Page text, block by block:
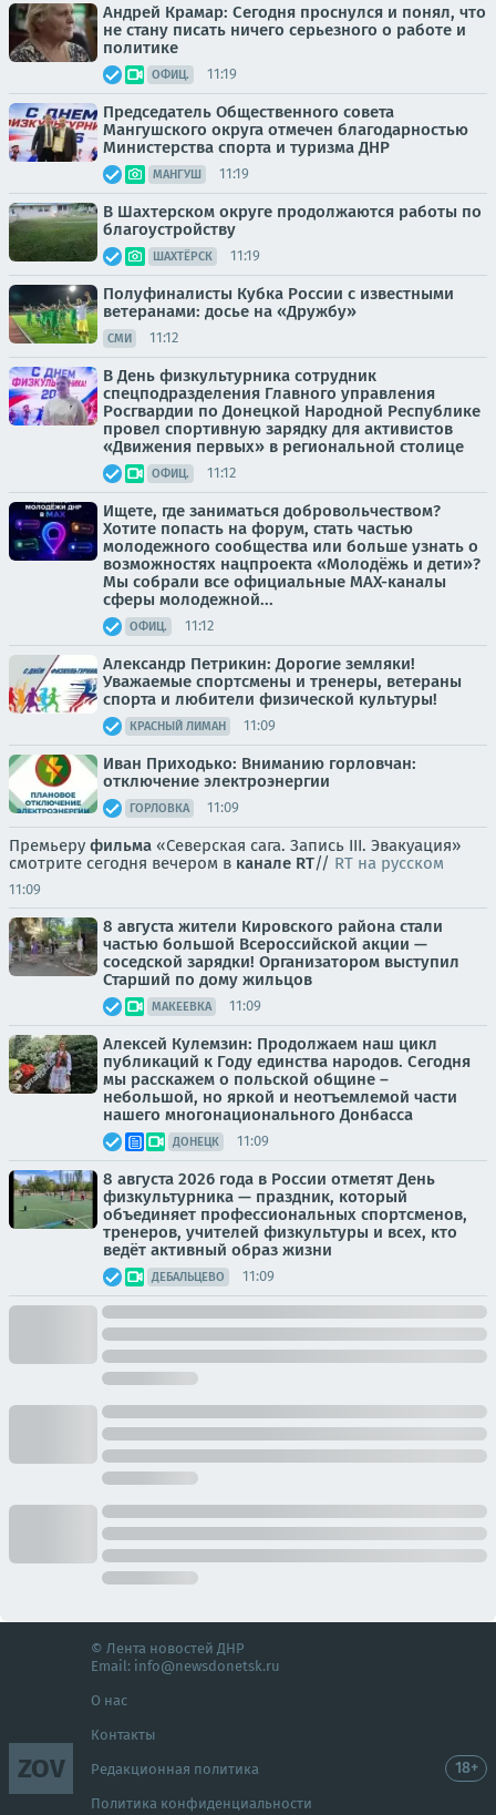
Андрей Крамар: Сегодня проснулся и понял, что
не стану писать ничего серьезного о работе и
политике
ОФИЦ. 11:19
Председатель Общественного совета
Мангушского округа отмечен благодарностью
Министерства спорта и туризма ДНР
МАНГУШ 11:19
В Шахтерском округе продолжаются работы по
благоустройству
ШАХТЁРСК 11:19
Полуфиналисты Кубка России с известными
ветеранами: досье на «Дружбу»
СМИ 11:12
В День физкультурника сотрудник
спецподразделения Главного управления
Росгвардии по Донецкой Народной Республике
провел спортивную зарядку для активистов
«Движения первых» в региональной столице
ОФИЦ. 11:12
Ищете, где заниматься добровольчеством?
Хотите попасть на форум, стать частью
молодежного сообщества или больше узнать о
возможностях нацпроекта «Молодёжь и дети»?
Мы собрали все официальные MAX-каналы
сферы молодежной...
ОФИЦ. 11:12
Александр Петрикин: Дорогие земляки!
Уважаемые спортсмены и тренеры, ветераны
спорта и любители физической культуры!
КРАСНЫЙ ЛИМАН 11:09
Иван Приходько: Вниманию горловчан:
отключение электроэнергии
ГОРЛОВКА 11:09
Премьеру фильма «Северская сага. Запись III. Эвакуация»
смотрите сегодня вечером в канале RT// RT на русском
11:09
8 августа жители Кировского района стали
частью большой Всероссийской акции —
соседской зарядки! Организатором выступил
Старший по дому жильцов
МАКЕЕВКА 11:09
Алексей Кулемзин: Продолжаем наш цикл
публикаций к Году единства народов. Сегодня
мы расскажем о польской общине –
небольшой, но яркой и неотъемлемой части
нашего многонационального Донбасса
ДОНЕЦК 11:09
8 августа 2026 года в России отметят День
физкультурника — праздник, который
объединяет профессиональных спортсменов,
тренеров, учителей физкультуры и всех, кто
ведёт активный образ жизни
ДЕБАЛЬЦЕВО 11:09
ZOV
© Лента новостей ДНР
Email: info@newsdonetsk.ru
О нас
Контакты
Редакционная политика
Политика конфиденциальности
18+